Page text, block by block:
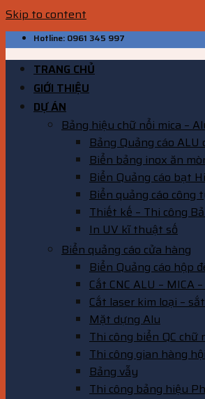
Skip to content
Hotline: 0961 345 997
TRANG CHỦ
GIỚI THIỆU
DỰ ÁN
Bảng hiệu chữ nổi mica –
Bảng Quảng cáo ALU
Biển bảng inox ăn
Biển Quảng cáo bạt
Biển quảng cáo công
Thiết kế – Thi công
In UV kĩ thuật số
Biển quảng cáo cửa hàng
Biển Quảng cáo hộp
Cắt CNC ALU – MICA
Cắt laser kim loại –
Mặt dựng Alu
Thi công biển QC
Thi công gian hàng
Bảng vẫy
Thi công bảng hiệu